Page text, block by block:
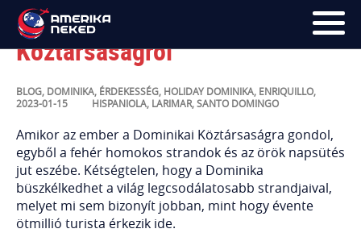
HÍRLEVÉL
BLOG
RÓLUNK
10 érdekesség a Dominikai
Köztársaságról
BLOG, DOMINIKA, ÉRDEKESSÉG, HOLIDAY DOMINIKA, ENRIQUILLO,
HISPANIOLA, LARIMAR,SANTO DOMINGO
2023-01-15
Amikor az ember a Dominikai Köztársaságra gondol,
egyből a fehér homokos strandok és az örök napsütés
jut eszébe. Kétségtelen, hogy a Dominika
büszkélkedhet a világ legcsodálatosabb strandjaival,
melyet mi sem bizonyít jobban, mint hogy évente
ötmillió turista érkezik ide.